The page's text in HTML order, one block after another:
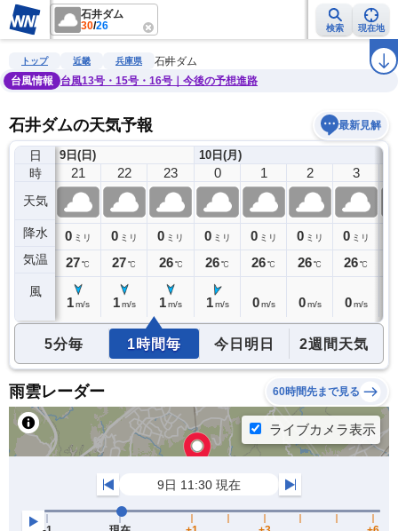
石井ダム
30/26 検索 現在地
雨雲レーダー 台風情報 地震情報 ラ
トップ 近畿 兵庫県
石井ダム
台風情報
台風13号・15号・16号｜今後の予想進路
石井ダムの天気予報 最新見解
日
時
天気
降水
気温
風
9日(日)
20
0ミリ
27℃
21
0 ミリ
27℃
1 m/s
22
0 ミリ
27℃
1 m/s
23
0 ミリ
26 ℃
1m/s
10日(月)
0
0 ミリ
26℃
1 m/s
1
0 ミリ
26℃
0 m/s
2
0 ミリ
26℃
0 m/s
3
0 ミリ
26℃
0 m/s
5分毎 1時間毎 今日明日 2週間天気
雨雲レーダー 60時間先まで見る